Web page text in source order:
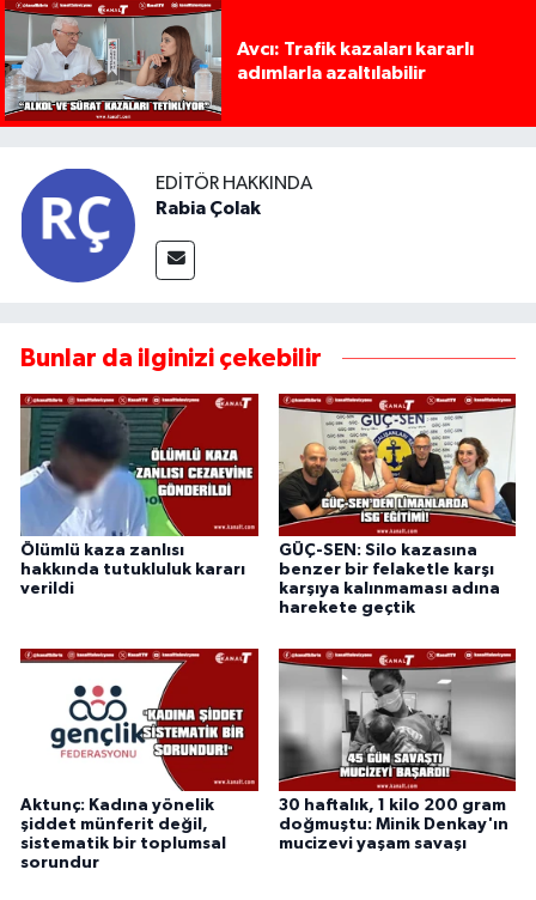
Avcı: Trafik kazaları kararlı
adımlarla azaltılabilir
EDITÖR HAKKINDA
Rabia Çolak
Bunlar da ilginizi çekebilir
Ölümlü kaza zanlısı
hakkında tutukluluk kararı
verildi
GÜÇ-SEN: Silo kazasına
benzer bir felaketle karşı
karşıya kalınmaması adına
harekete geçtik
Aktunç: Kadına yönelik
şiddet münferit değil,
sistematik bir toplumsal
sorundur
30 haftalık, 1 kilo 200 gram
doğmuştu: Minik Denkay'ın
mucizevi yaşam savaşı